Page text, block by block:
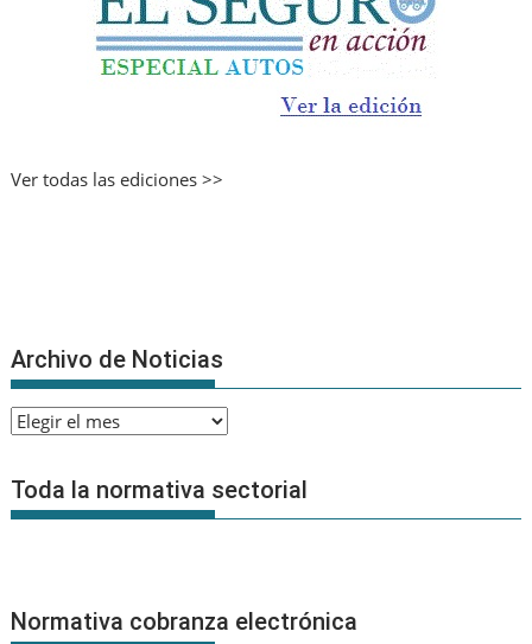
Ver todas las ediciones >>
Archivo de Noticias
Archivo
Noticias
Toda la normativa sectorial
Normativa cobranza electrónica